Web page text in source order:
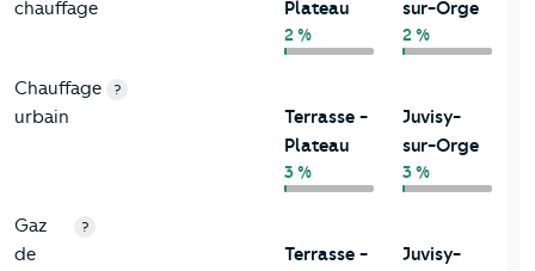
chauffage
Plateau
2 %
sur-Orge
2 %
Chauffage
urbain
?
Terrasse -
Plateau
3 %
Juvisy-
sur-Orge
3 %
Gaz
de
?
Terrasse - Juvisy-